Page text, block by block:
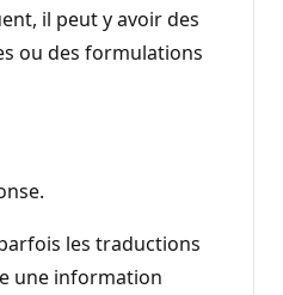
il peut y avoir des
ou des formulations
les traductions
une information